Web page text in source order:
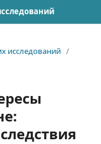
исследований /